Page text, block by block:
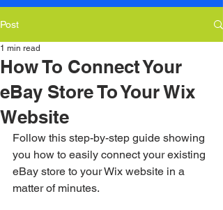
Post
How To Connect Your
eBay Store To Your Wix
Website
1 min read
Follow this step-by-step guide showing
you how to easily connect your existing
eBay store to your Wix website in a
matter of minutes.